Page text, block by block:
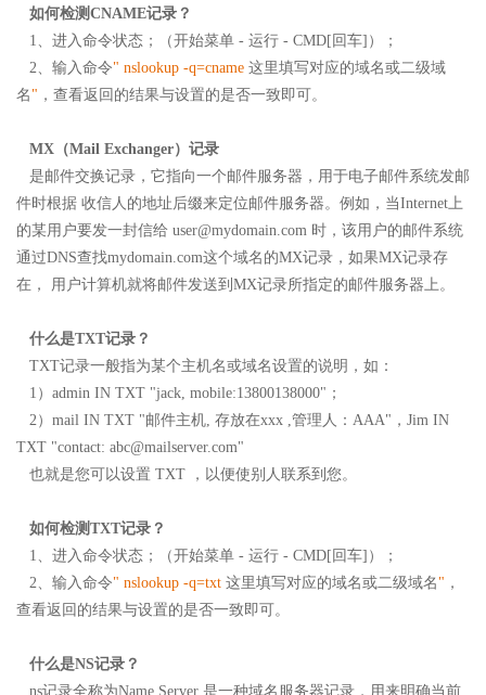
如何检测CNAME记录？
1、进入命令状态；（开始菜单 - 运行 - CMD[回车]）；
2、输入命令" nslookup -q=cname 这里填写对应的域名或二级域
名 " ，查看返回的结果与设置的是否一致即可。
MX（Mail Exchanger）记录
是邮件交换记录，它指向一个邮件服务器，用于电子邮件系统发邮
件时根据 收信人的地址后缀来定位邮件服务器。例如，当Internet上
的某用户要发一封信给 user@mydomain.com 时，该用户的邮件系统
通过DNS查找mydomain.com这个域名的MX记录，如果MX记录存
在， 用户计算机就将邮件发送到MX记录所指定的邮件服务器上。
什么是TXT记录？
TXT记录一般指为某个主机名或域名设置的说明，如：
1）admin IN TXT "jack, mobile:13800138000"；
2）mail IN TXT "邮件主机, 存放在xxx ,管理人：AAA"，Jim IN
TXT "contact: abc@mailserver.com"
也就是您可以设置 TXT ，以便使别人联系到您。
如何检测TXT记录？
1、进入命令状态；（开始菜单 - 运行 - CMD[回车]）；
2、输入命令" nslookup -q=txt 这里填写对应的域名或二级域名 " ，
查看返回的结果与设置的是否一致即可。
什么是NS记录？
ns记录全称为Name Server 是一种域名服务器记录，用来明确当前